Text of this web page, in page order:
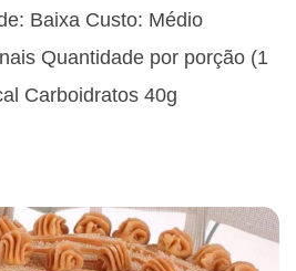
Baixa Custo: Médio
Quantidade por porção (1
Carboidratos 40g